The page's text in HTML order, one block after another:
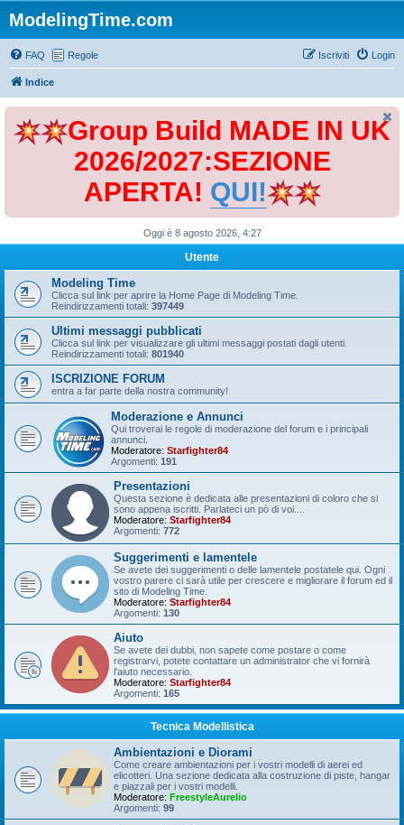
ModelingTime.com
FAQ Regole Login
Iscriviti
Indice
Group Build MADE IN UK
2026/2027:SEZIONE
APERTA! QUI!
Oggi è 8 agosto 2026, 4:27
Utente
Modeling Time
Clicca sul link per aprire la Home Page di Modeling Time.
Reindirizzamenti totali: 397449
Ultimi messaggi pubblicati
Clicca sul link per visualizzare gli ultimi messaggi postati dagli utenti.
Reindirizzamenti totali: 801940
ISCRIZIONE FORUM
entra a far parte della nostra community!
Moderazione e Annunci
Qui troverai le regole di moderazione del forum e i principali
annunci.
Moderatore: Starfighter84
Argomenti: 191
Presentazioni
Questa sezione è dedicata alle presentazioni di coloro che si
sono appena iscritti. Parlateci un pò di voi....
Moderatore: Starfighter84
Argomenti: 772
Suggerimenti e lamentele
Se avete dei suggerimenti o delle lamentele postatele qui. Ogni
vostro parere ci sarà utile per crescere e migliorare il forum ed il
sito di Modeling Time.
Moderatore: Starfighter84
Argomenti: 130
Aiuto
Se avete dei dubbi, non sapete come postare o come
registrarvi, potete contattare un administrator che vi fornirà
l'aiuto necessario.
Moderatore: Starfighter84
Argomenti: 165
Tecnica Modellistica
Ambientazioni e Diorami
Come creare ambientazioni per i vostri modelli di aerei ed
elicotteri. Una sezione dedicata alla costruzione di piste, hangar
e piazzali per i vostri modelli.
Moderatore: FreestyleAurelio
Argomenti: 99